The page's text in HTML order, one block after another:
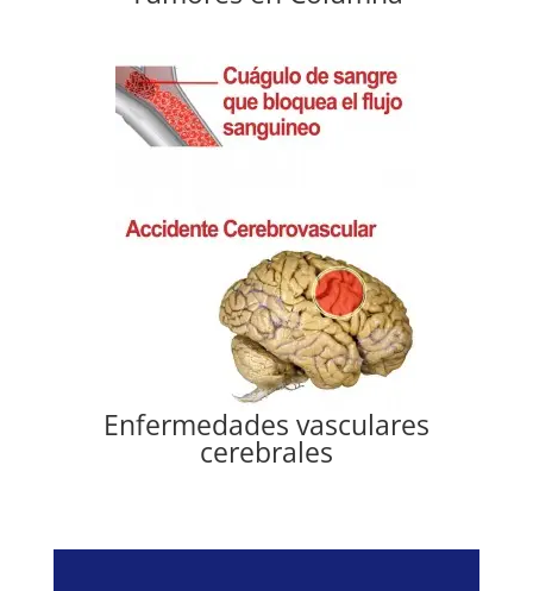
Enfermedades vasculares
cerebrales